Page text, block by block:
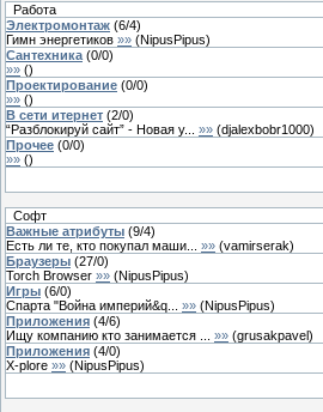
Работа
Электромонтаж (6/4)
Гимн энергетиков »» (NipusPipus)
Сантехника (0/0)
»» ()
Проектирование (0/0)
»» ()
В сети итернет (2/0)
“Разблокируй сайт” - Новая у...
»» (djalexbobr1000)
Прочее (0/0)
»» ()
Софт
Важные атрибуты (9/4)
Есть ли те, кто покупал маши...
»» (vamirserak)
Браузеры (27/0)
Torch Browser »» (NipusPipus)
Игры (6/0)
Спарта "Война империй&q...
»» (NipusPipus)
Приложения (4/6)
Ищу компанию кто занимается ...
»» (grusakpavel)
Приложения (4/0)
X-plore »» (NipusPipus)